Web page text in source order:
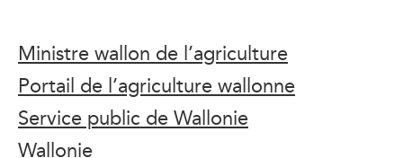
Ministre wallon de l’agriculture
Portail de l’agriculture wallonne
Service public de Wallonie
Wallonie